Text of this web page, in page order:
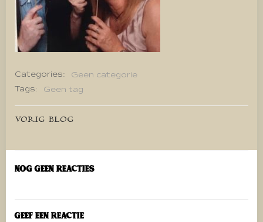
Categories:
Geen categorie
Tags:
Geen tag
Bericht
navigatie
VORIG BLOG
Nog geen reacties
Geef een reactie